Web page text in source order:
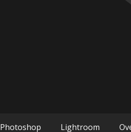
Photoshop Lightroom